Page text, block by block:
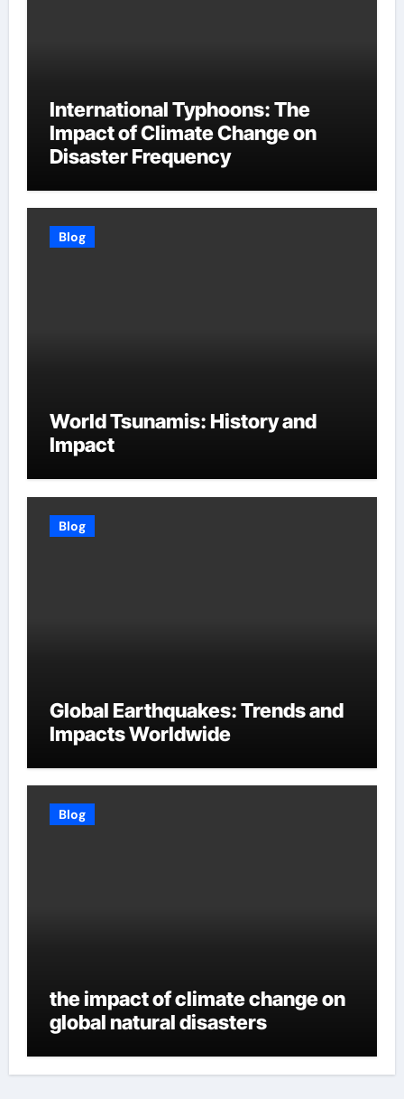
International Typhoons: The
Impact of Climate Change on
Disaster Frequency
Blog
World Tsunamis: History and
Impact
Blog
Global Earthquakes: Trends and
Impacts Worldwide
Blog
the impact of climate change on
global natural disasters